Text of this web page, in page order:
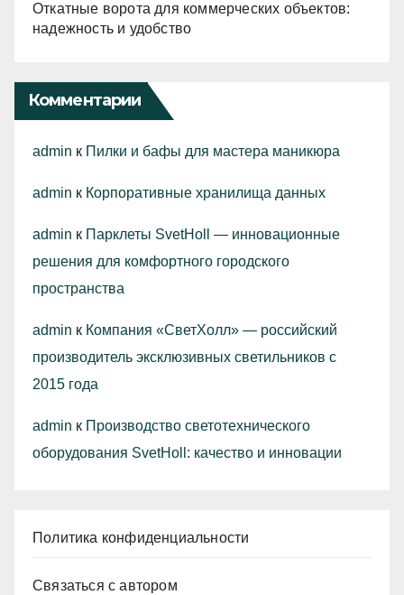
Откатные ворота для коммерческих объектов:
надежность и удобство
Комментарии
admin к Пилки и бафы для мастера маникюра
admin к Корпоративные хранилища данных
admin к Парклеты SvetHoll — инновационные
решения для комфортного городского
пространства
admin к Компания «СветХолл» — российский
производитель эксклюзивных светильников с
2015 года
admin к Производство светотехнического
оборудования SvetHoll: качество и инновации
Политика конфиденциальности
Связаться с автором